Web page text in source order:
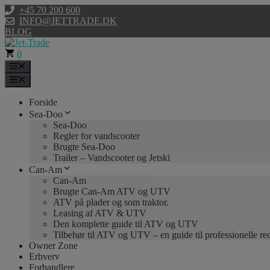
Hop
til
indhold
+45 70 200 600
INFO@JETTRADE.DK
BLOG
0
Forside
Sea-Doo
Sea-Doo
Regler for vandscooter
Brugte Sea-Doo
Trailer – Vandscooter og Jetski
Can-Am
Can-Am
Brugte Can-Am ATV og UTV
ATV på plader og som traktor.
Leasing af ATV & UTV
Den komplette guide til ATV og UTV
Tilbehør til ATV og UTV – en guide til professionelle
Owner Zone
Erhverv
Forhandlere